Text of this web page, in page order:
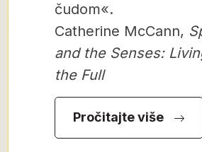
čudom«.
Catherine McCann,
and the Senses:
the Full
Pročitajte više